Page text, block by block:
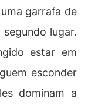
garrafa de
lugar.
estar em
esconder
dominam a